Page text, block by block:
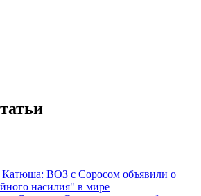
ВОЗ с Соросом объявили о
насилия" в мире